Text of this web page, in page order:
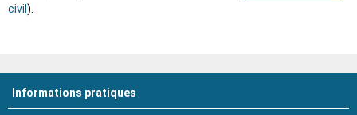
civil ).
Informations pratiques